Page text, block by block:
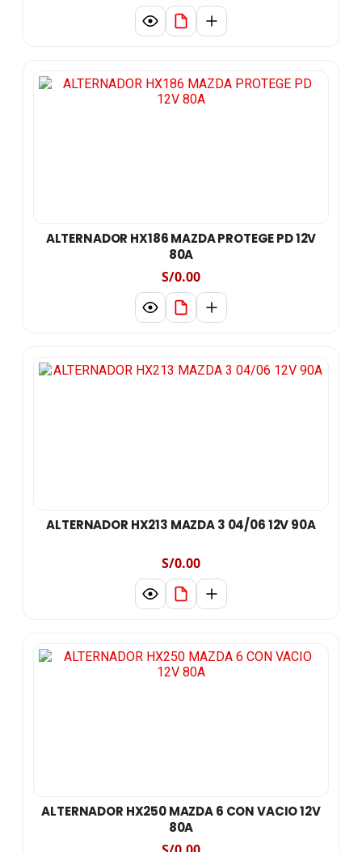
ALTERNADOR HX186 MAZDA PROTEGE PD 12V
80A
S/0.00
ALTERNADOR HX213 MAZDA 3 04/06 12V 90A
S/0.00
ALTERNADOR HX250 MAZDA 6 CON VACIO 12V
80A